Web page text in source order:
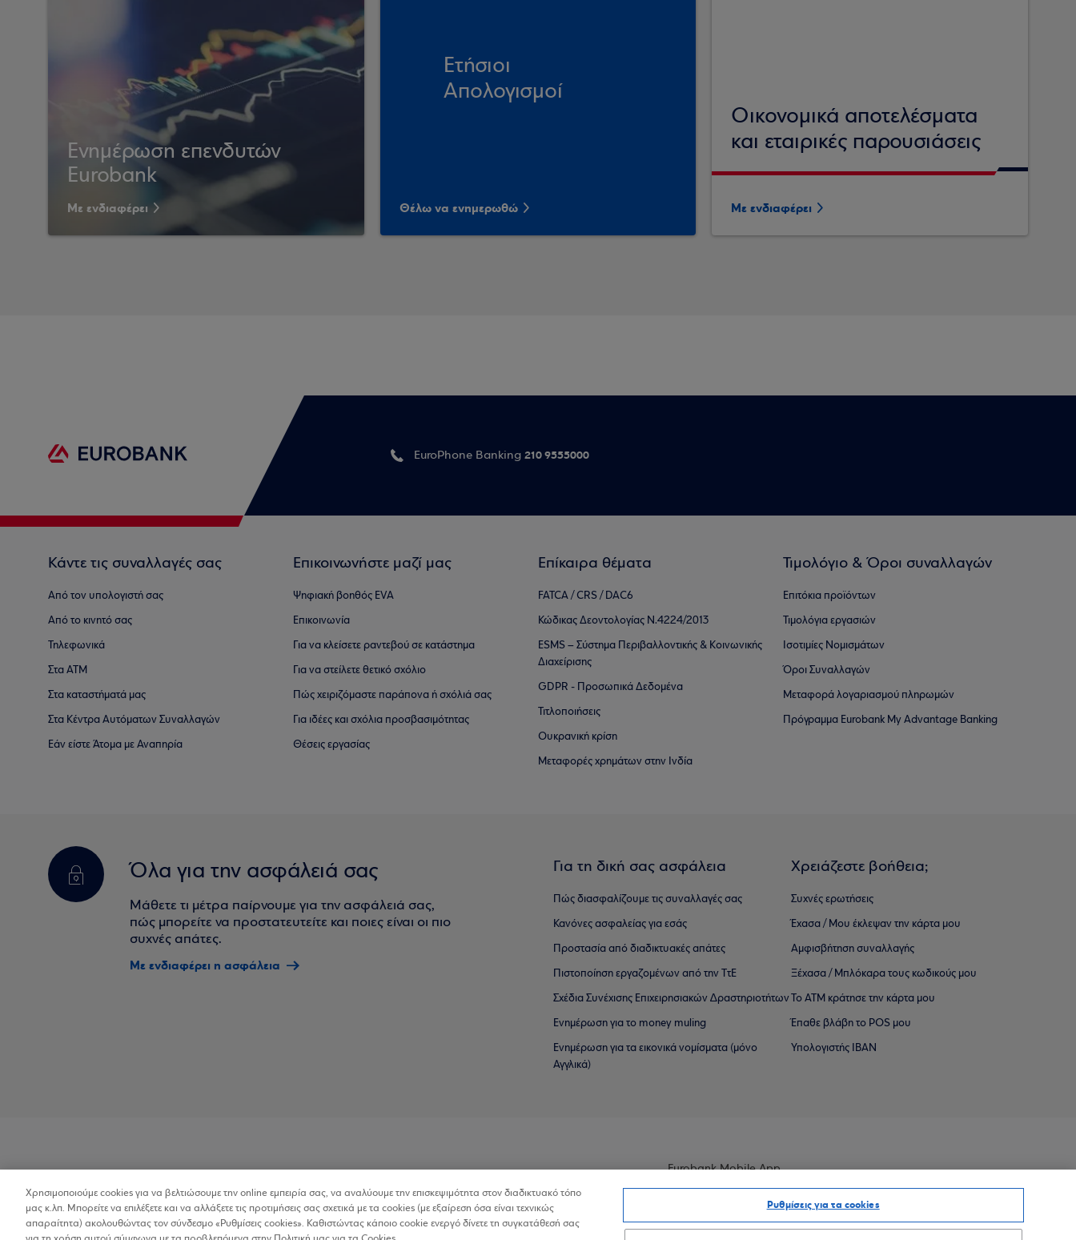
Ενημέρωση επενδυτών
Eurobank
Με ενδιαφέρει
Ετήσιοι
Απολογισμοί
Θέλω να ενημερωθώ
Οικονομικά αποτελέσματα
και εταιρικές παρουσιάσεις
Με ενδιαφέρει
EuroPhone Banking 210 9555000
Κάντε τις συναλλαγές σας
Από τον υπολογιστή σας
Από το κινητό σας
Τηλεφωνικά
Στα ΑΤΜ
Στα καταστήματά μας
Στα Κέντρα Αυτόματων Συναλλαγών
Εάν είστε Άτομα με Αναπηρία
Επικοινωνήστε μαζί μας
Ψηφιακή βοηθός EVA
Επικοινωνία
Για να κλείσετε ραντεβού σε κατάστημα
Για να στείλετε θετικό σχόλιο
Πώς χειριζόμαστε παράπονα ή σχόλιά σας
Για ιδέες και σχόλια προσβασιμότητας
Θέσεις εργασίας
Επίκαιρα θέματα
FATCA / CRS / DAC6
Κώδικας Δεοντολογίας Ν.4224/2013
ESMS – Σύστημα Περιβαλλοντικής & Κοινωνικής
Διαχείρισης
GDPR - Προσωπικά Δεδομένα
Τιτλοποιήσεις
Ουκρανική κρίση
Μεταφορές χρημάτων στην Ινδία
Τιμολόγιο & Όροι συναλλαγών
Επιτόκια προϊόντων
Τιμολόγια εργασιών
Ισοτιμίες Νομισμάτων
Όροι Συναλλαγών
Μεταφορά λογαριασμού πληρωμών
Πρόγραμμα Eurobank My Advantage Banking
Όλα για την ασφάλειά σας
Μάθετε τι μέτρα παίρνουμε για την ασφάλειά σας,
πώς μπορείτε να προστατευτείτε και ποιες είναι οι πιο
συχνές απάτες.
Με ενδιαφέρει η ασφάλεια
Για τη δική σας ασφάλεια
Πώς διασφαλίζουμε τις συναλλαγές σας
Κανόνες ασφαλείας για εσάς
Προστασία από διαδικτυακές απάτες
Πιστοποίηση εργαζομένων από την ΤτΕ
Σχέδια Συνέχισης Επιχειρησιακών ∆ραστηριοτήτων
Ενημέρωση για το money muling
Ενημέρωση για τα εικονικά νομίσματα (μόνο
Αγγλικά)
Χρειάζεστε βοήθεια;
Συχνές ερωτήσεις
Έχασα / Μου έκλεψαν την κάρτα μου
Αμφισβήτηση συναλλαγής
Ξέχασα / Μπλόκαρα τους κωδικούς μου
Το ΑΤΜ κράτησε την κάρτα μου
Έπαθε βλάβη το POS μου
Υπολογιστής IBAN
Προσβασιμότητα
Eurobank Mobile App
Χρησιμοποιούμε cookies για να βελτιώσουμε την online εμπειρία σας, να αναλύουμε την επισκεψιμότητα στον διαδικτυακό τόπο
μας κ.λπ. Μπορείτε να επιλέξετε και να αλλάξετε τις προτιμήσεις σας σχετικά με τα cookies (με εξαίρεση όσα είναι τεχνικώς
απαραίτητα) ακολουθώντας τον σύνδεσμο «Ρυθμίσεις cookies». Καθιστώντας κάποιο cookie ενεργό δίνετε τη συγκατάθεσή σας
Ρυθμίσεις για τα cookies